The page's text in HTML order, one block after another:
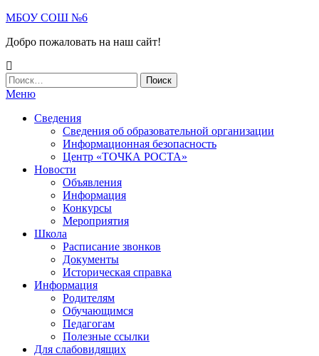
МБОУ СОШ №6
Добро пожаловать на наш сайт!
Меню
Сведения
Сведения об образовательной организации
Информационная безопасность
Центр «ТОЧКА РОСТА»
Новости
Объявления
Информация
Конкурсы
Мероприятия
Школа
Расписание звонков
Документы
Историческая справка
Информация
Родителям
Обучающимся
Педагогам
Полезные ссылки
Для слабовидящих